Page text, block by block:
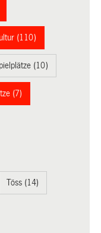
(110)
(10)
(7)
Töss (14)